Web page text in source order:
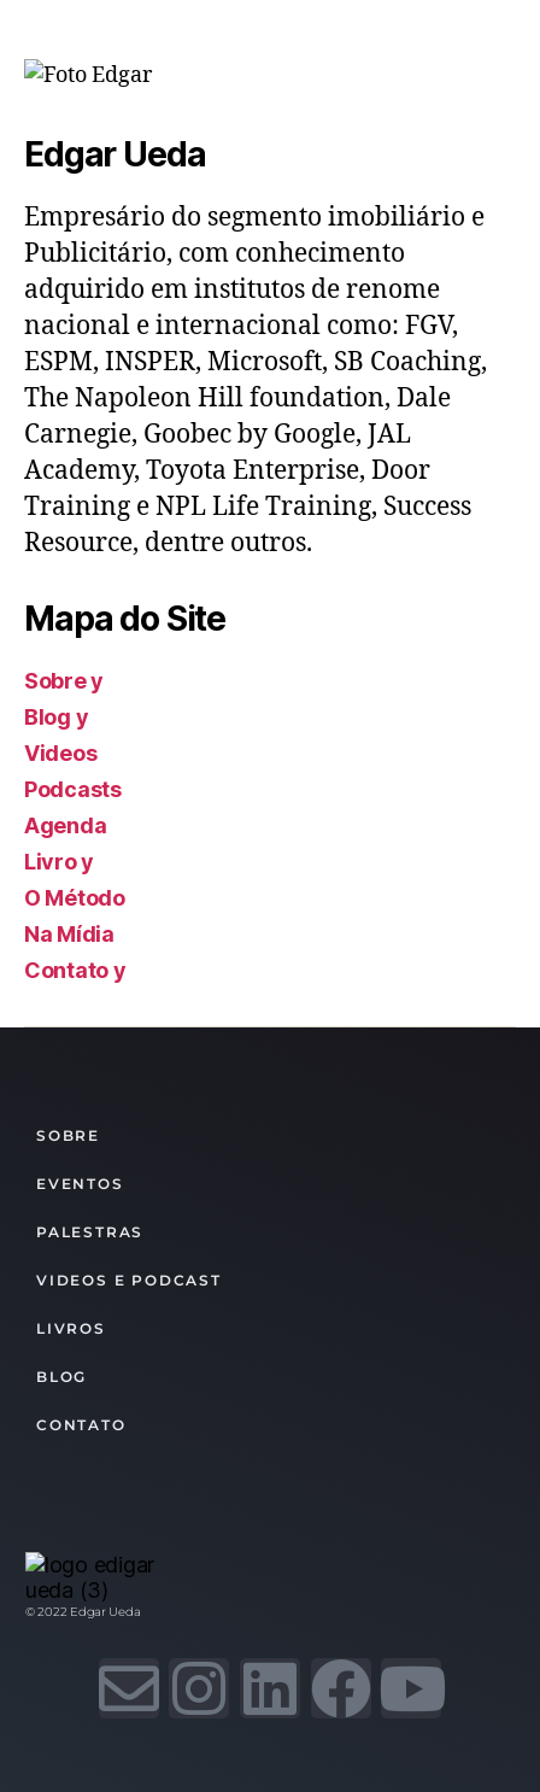
Edgar Ueda
Empresário do segmento imobiliário e
Publicitário, com conhecimento
adquirido em institutos de renome
nacional e internacional como: FGV,
ESPM, INSPER, Microsoft, SB Coaching,
The Napoleon Hill foundation, Dale
Carnegie, Goobec by Google, JAL
Academy, Toyota Enterprise, Door
Training e NPL Life Training, Success
Resource, dentre outros.
Mapa do Site
Sobre y
Blog y
Videos
Podcasts
Agenda
Livro y
O Método
Na Mídia
Contato y
SOBRE
EVENTOS
PALESTRAS
VIDEOS E PODCAST
LIVROS
BLOG
CONTATO
© 2022 Edgar Ueda